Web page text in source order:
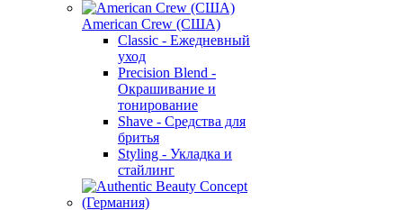
American Crew (США)
Classic - Ежедневный
уход
Precision Blend -
Окрашивание и
тонирование
Shave - Средства для
бритья
Styling - Укладка и
стайлинг